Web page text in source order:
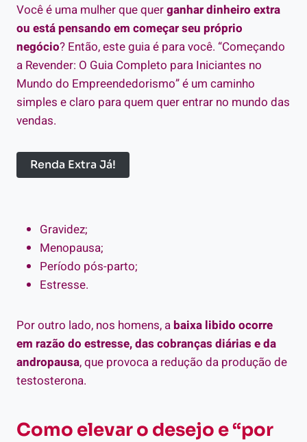
Você é uma mulher que querganhar dinheiro extra
ou está pensando em começar seu próprio
negócio? Então, este guia é para você. “Começando
a Revender: O Guia Completo para Iniciantes no
Mundo do Empreendedorismo” é um caminho
simples e claro para quem quer entrar no mundo das
vendas.
Renda Extra Já!
Gravidez;
Menopausa;
Período pós-parto;
Estresse.
Por outro lado, nos homens, abaixa libido ocorre
em razão do estresse, das cobranças diárias e da
andropausa, que provoca a redução da produção de
testosterona.
Como elevar o desejo e “por